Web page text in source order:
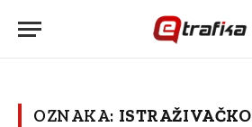
OZNAKA: ISTRAŽIVAČKO